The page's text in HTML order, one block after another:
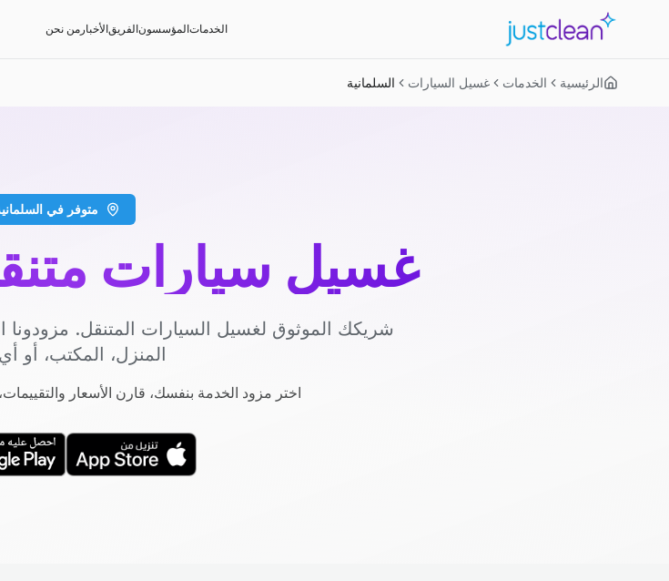
الخدماتالمؤسسونالفريقالأخبار من نحن
الرئيسية الخدمات غسيل السيارات السلمانية
متوفر في
غسيل سيارات
شريكك الموثوق لغسيل السيارات المتنقل.
المنزل، المكتب، أو
اختر مزود الخدمة بنفسك، قارن الأسعار